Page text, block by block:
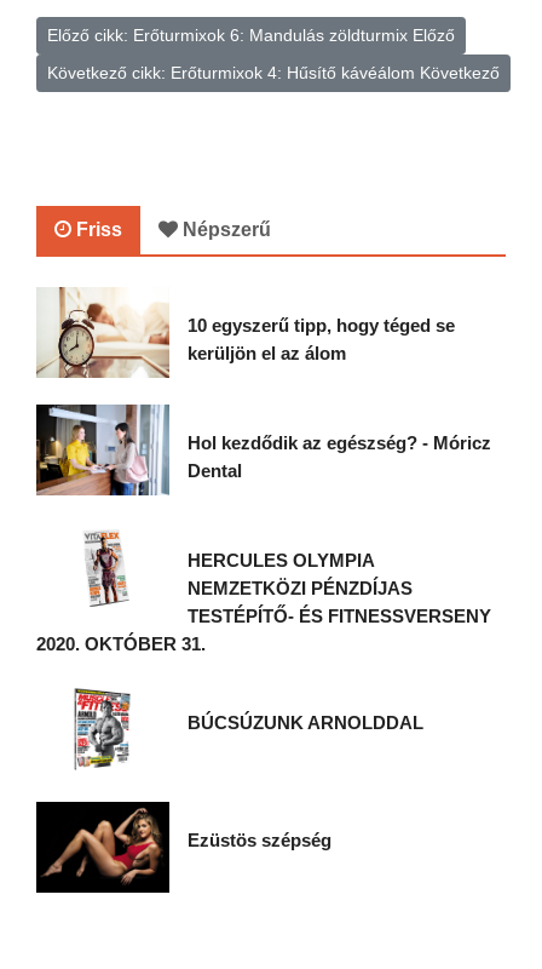
Előző cikk: Erőturmixok 6: Mandulás zöldturmix Előző
Következő cikk: Erőturmixok 4: Hűsítő kávéálom Következő
Friss Népszerű
10 egyszerű tipp, hogy téged se
kerüljön el az álom
Hol kezdődik az egészség? - Móricz
Dental
HERCULES OLYMPIA
NEMZETKÖZI PÉNZDÍJAS
TESTÉPÍTŐ- ÉS FITNESSVERSENY
2020. OKTÓBER 31.
BÚCSÚZUNK ARNOLDDAL
Ezüstös szépség